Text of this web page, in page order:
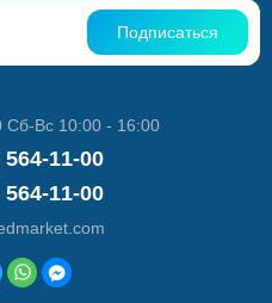
Подписаться
Сб-Вс 10:00 - 16:00
11-00
11-00